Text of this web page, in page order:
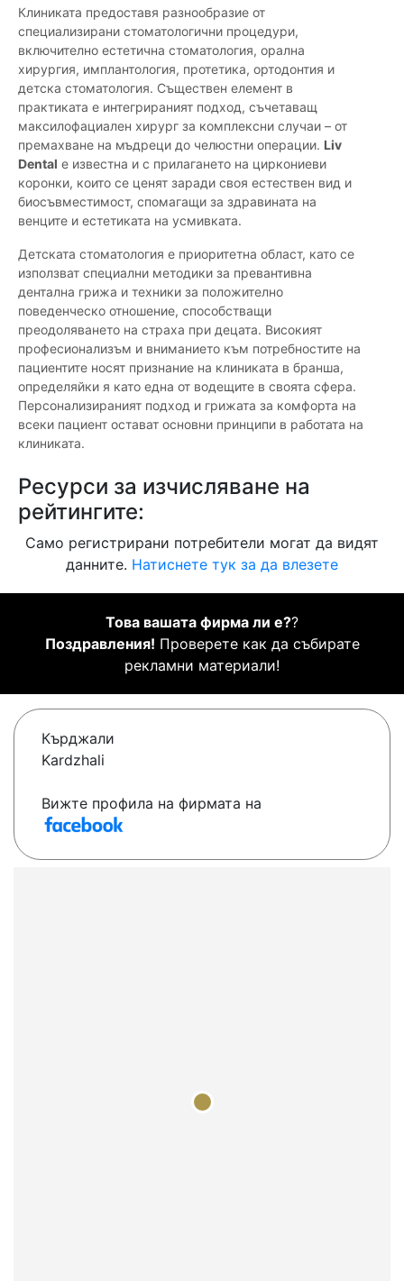
Клиниката предоставя разнообразие от
специализирани стоматологични процедури,
включително естетична стоматология, орална
хирургия, имплантология, протетика, ортодонтия и
детска стоматология. Съществен елемент в
практиката е интегрираният подход, съчетаващ
максилофациален хирург за комплексни случаи – от
премахване на мъдреци до челюстни операции. Liv
Dental е известна и с прилагането на циркониеви
коронки, които се ценят заради своя естествен вид и
биосъвместимост, спомагащи за здравината на
венците и естетиката на усмивката.
Детската стоматология е приоритетна област, като се
използват специални методики за превантивна
дентална грижа и техники за положително
поведенческо отношение, способстващи
преодоляването на страха при децата. Високият
професионализъм и вниманието към потребностите на
пациентите носят признание на клиниката в бранша,
определяйки я като една от водещите в своята сфера.
Персонализираният подход и грижата за комфорта на
всеки пациент остават основни принципи в работата на
клиниката.
Ресурси за изчисляване на
рейтингите:
Само регистрирани потребители могат да видят
данните. Натиснете тук за да влезете
Това вашата фирма ли е??
Поздравления! Проверете как да събирате
рекламни материали!
Кърджали
Kardzhali
Вижте профила на фирмата на